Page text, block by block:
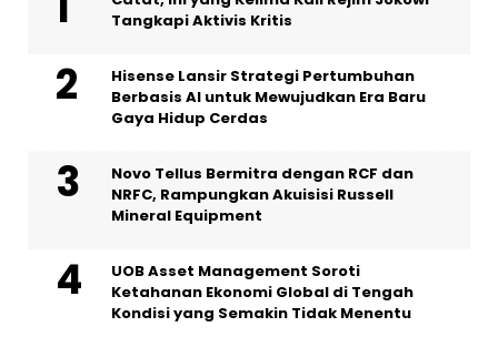
Tangkapi Aktivis Kritis
Hisense Lansir Strategi Pertumbuhan
Berbasis AI untuk Mewujudkan Era Baru
Gaya Hidup Cerdas
Novo Tellus Bermitra dengan RCF dan
NRFC, Rampungkan Akuisisi Russell
Mineral Equipment
UOB Asset Management Soroti
Ketahanan Ekonomi Global di Tengah
Kondisi yang Semakin Tidak Menentu